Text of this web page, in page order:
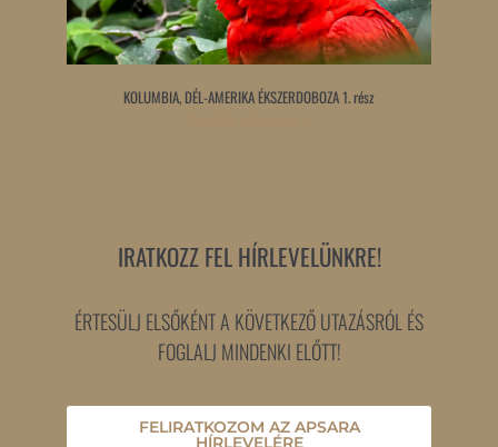
KOLUMBIA, DÉL-AMERIKA ÉKSZERDOBOZA 1. rész
IRATKOZZ FEL HÍRLEVELÜNKRE!
ÉRTESÜLJ ELSŐKÉNT A KÖVETKEZŐ UTAZÁSRÓL ÉS
FOGLALJ MINDENKI ELŐTT!
FELIRATKOZOM AZ APSARA
HÍRLEVELÉRE